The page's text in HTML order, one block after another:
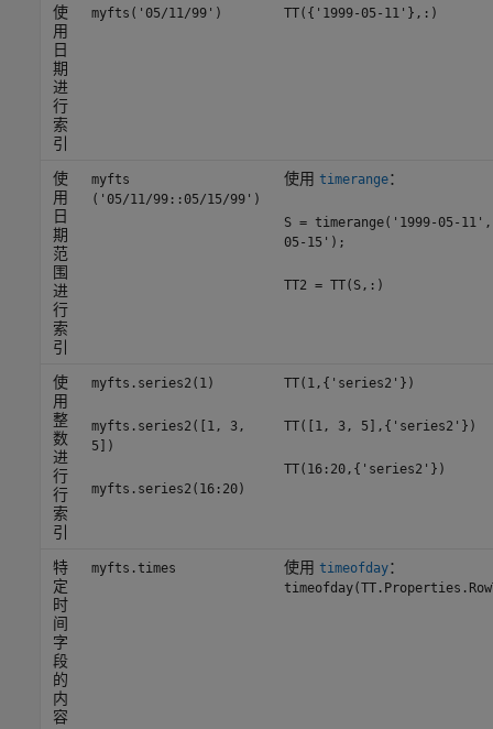
使
用
日
期
进
行
索
引
myfts('05/11/99') TT({'1999-05-11'},:)
使
用
日
期
范
围
进
行
索
引
myfts
('05/11/99::05/15/99')
使用 timerange：
S = timerange('1999-05-
05-15');
TT2 = TT(S,:)
使
用
整
数
进
行
行
索
引
myfts.series2(1)
myfts.series2([1, 3,
5])
myfts.series2(16:20)
TT(1,{'series2'})
TT([1, 3, 5],{'series2'})
TT(16:20,{'series2'})
特
定
时
间
字
段
的
内
容
myfts.times 使用 timeofday：